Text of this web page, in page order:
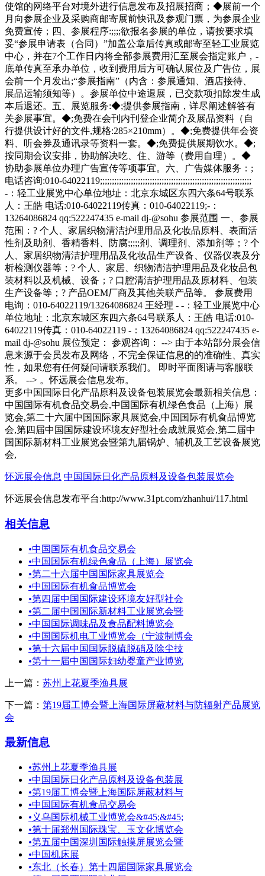
使馆的网络平台对境外进行信息发布及招展招商；◆展前一个
月向参展企业及采购商邮寄展前快讯及参观门票，为参展企业
免费宣传；四、参展程序:;;;;欲报名参展的单位，请按要求填
妥“参展申请表（合同）”加盖公章后传真或邮寄至轻工业展览
中心，并在7个工作日内将全部参展费用汇至展会指定账户，-
底单传真至承办单位，收到费用后方可确认展位及广告位，展
会前一个月发出;“参展指南”（内含：参展通知、酒店接待、
展品运输须知等）。参展单位中途退展，已交款项扣除发生成
本后退还。五、展览服务:◆;提供参展指南，详尽阐述解答有
关参展事宜。◆;免费在会刊内刊登企业简介及展品资料（自
行提供设计好的文件,规格:285×210mm）。◆;免费提供年会资
料、听会券及通讯录等资料一套。◆;免费提供展期饮水。◆;
按同期会议安排，协助解决吃、住、游等（费用自理）。◆
协助参展单位办理广告宣传等项事宜。六、广告媒体服务：;
电话咨询:010-64022119;;;;;;;;;;;;;;;;;;;;;;;;;;;;;;;;;;;;;;;;;;;;;;;;;;;;;;;;;;;;;;;;
-：轻工业展览中心单位地址：北京东城区东四六条64号联系
人：王皓 电话:010-64022119传真：010-64022119;-：
13264086824 qq:522247435 e-mail dj-@sohu 参展范围 一、参展
范围：? 个人、家居织物清洁护理用品及化妆品原料、表面活
性剂及助剂、香精香料、防腐;;;;;剂、调理剂、添加剂等；? 个
人、家居织物清洁护理用品及化妆品生产设备、仪器仪表及分
析检测仪器等；? 个人、家居、织物清洁护理用品及化妆品包
装材料以及机械、设备；? 口腔清洁护理用品及原材料、包装
生产设备等；? 产品OEM厂商及其他关联产品等。 参展费用
电询：010-64022119/13264086824 王经理 - -：轻工业展览中心
单位地址：北京东城区东四六条64号联系人：王皓 电话:010-
64022119传真：010-64022119 -：13264086824 qq:522247435 e-
mail dj-@sohu 展位预定： 参观咨询： --> 由于本站部分展会信
息来源于会员发布及网络，不完全保证信息的的准确性、真实
性，如果您有任何疑问请联系我们。 即时平面图请与客服联
系。 --> 。怀远展会信息发布。
更多中国国际日化产品原料及设备包装展览会最新相关信息：
中国国际有机食品交易会,中国国际有机绿色食品（上海）展
览会,第二十六届中国国际家具展览会,中国国际有机食品博览
会,第四届中国国际建设环境友好型社会成就展览会,第二届中
国国际新材料工业展览会暨第九届锅炉、辅机及工艺设备展览
会,
怀远展会信息 中国国际日化产品原料及设备包装展览会
怀远展会信息发布平台:http://www.31pt.com/zhanhui/117.html
相关信息
•中国国际有机食品交易会
•中国国际有机绿色食品（上海）展览会
•第二十六届中国国际家具展览会
•中国国际有机食品博览会
•第四届中国国际建设环境友好型社会
•第二届中国国际新材料工业展览会暨
•中国国际调味品及食品配料博览会
•中国国际机电工业博览会（宁波制博会
•第十六届中国国际脱硫脱硝及除尘技
•第十一届中国国际妇幼婴童产业博览
上一篇： 苏州上花夏季渔具展
下一篇： 第19届工博会暨上海国际屏蔽材料与防辐射产品展览
会
最新信息
•苏州上花夏季渔具展
•中国国际日化产品原料及设备包装展
•第19届工博会暨上海国际屏蔽材料与
•中国国际有机食品交易会
• 义乌国际机械工业博览会&#45;&#45;
•第十届郑州国际珠宝、玉文化博览会
•第五届中国深圳国际触摸屏展览会暨
•中国机床展
•东北（长春）第十四届国际家具展览会